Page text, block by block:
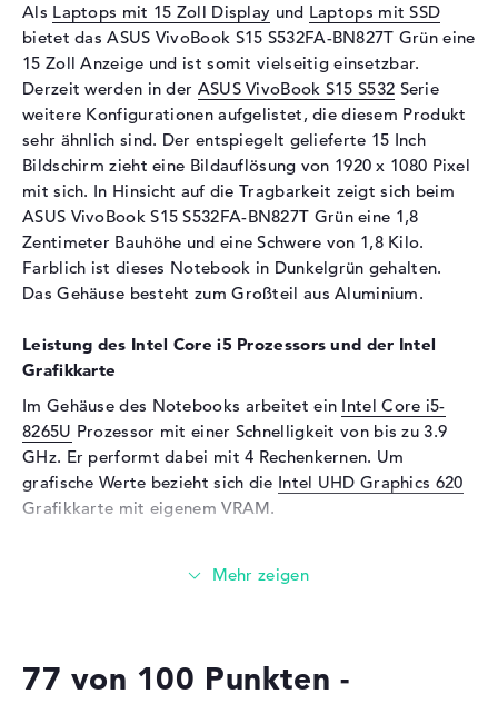
Display-Typ
15,6" TFT
Max. Auflösung
1920 x 1080
Auflösungstyp
Full-HD
Besonderheiten
Display, entspiegelt, LED-
Hintergrundbeleuchtung, IPS
Panel
Kartenleser
Unterstützte Flash-
Speicherkarten
microSD
Audio
Soundkarte
ASUS SonicMaster
Technology
Webcam
Sensorauflösung
0,9 MP
Eingabegeräte
(hintergrund)), Touchpad
(Multi-Touch-Trackpad)
WLAN
802.11a, 802.11b, 802.11g,
802.11n, 802.11ac
Als Laptops mit 15 Zoll Display und Laptops mit SSD
bietet das ASUS VivoBook S15 S532FA-BN827T Grün eine
15 Zoll Anzeige und ist somit vielseitig einsetzbar.
Derzeit werden in der ASUS VivoBook S15 S532 Serie
weitere Konfigurationen aufgelistet, die diesem Produkt
sehr ähnlich sind. Der entspiegelt gelieferte 15 Inch
Bildschirm zieht eine Bildauflösung von 1920 x 1080 Pixel
mit sich. In Hinsicht auf die Tragbarkeit zeigt sich beim
ASUS VivoBook S15 S532FA-BN827T Grün eine 1,8
Zentimeter Bauhöhe und eine Schwere von 1,8 Kilo.
Farblich ist dieses Notebook in Dunkelgrün gehalten.
Das Gehäuse besteht zum Großteil aus Aluminium.
Leistung des Intel Core i5 Prozessors und der Intel
Grafikkarte
Im Gehäuse des Notebooks arbeitet ein Intel Core i5-
8265U Prozessor mit einer Schnelligkeit von bis zu 3.9
GHz. Er performt dabei mit 4 Rechenkernen. Um
grafische Werte bezieht sich die Intel UHD Graphics 620
Grafikkarte mit eigenem VRAM.
2400 MHz) Arbeitsspeicher. EinAufstocken des
77 von 100 Punkten -